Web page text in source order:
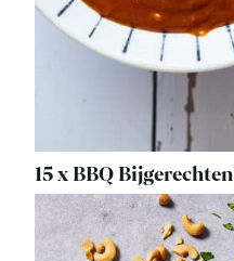
15 x BBQ Bijgerechten